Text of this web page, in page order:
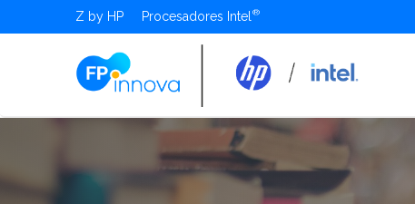
Z by HP Procesadores Intel